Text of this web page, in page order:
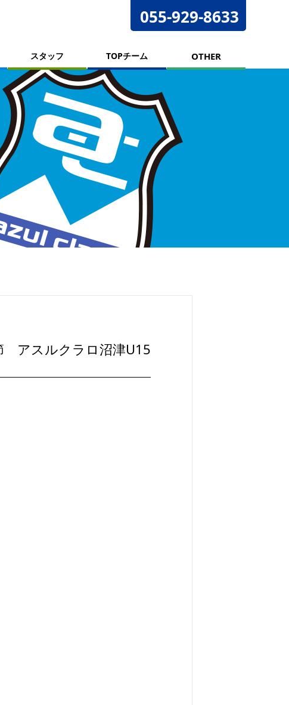
055-929-8633
スタッフ TOPチーム OTHER
アスルクラロ沼津U15